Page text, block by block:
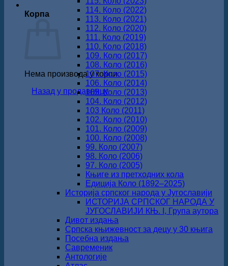
Корпа
Нема производа у корпи.
Назад у продавницу
114. Коло (2022)
113. Коло (2021)
112. Коло (2020)
111. Коло (2019)
110. Коло (2018)
109. Коло (2017)
108. Коло (2016)
107. Коло (2015)
106. Коло (2014)
105. Коло (2013)
104. Коло (2012)
103 Коло (2011)
102. Коло (2010)
101. Коло (2009)
100. Коло (2008)
99. Коло (2007)
98. Коло (2006)
97. Коло (2005)
Књиге из претходних кола
Едиција Коло (1892‒2025)
Историја српског народа у Југославији
ИСТОРИЈА СРПСКОГ НАРОДА У
ЈУГОСЛАВИЈИ КЊ. I, Група аутора
Дивот издања
Српска књижевност за децу у 30 књига
Посебна издања
Савременик
Антологије